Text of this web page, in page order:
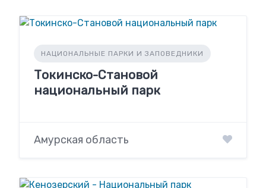
НАЦИОНАЛЬНЫЕ ПАРКИ И ЗАПОВЕДНИКИ
Токинско-Становой
национальный парк
Амурская область